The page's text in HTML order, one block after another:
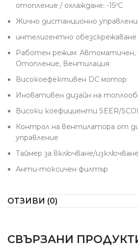
отопление / охлаждане: -15ºС
Жично дистанционно
интелигентно обезскрежаване
Работен режим: Автоматичен,
Отопление, Вентилация
Високоефективен DC мотор
Иновативен дизайн на
Високи коефициенти SEER/
Контрол на вентилатора от
управление
Таймер за включване/изключване
Анти-токсичен филтър
ОТЗИВИ (0)
СВЪРЗАНИ